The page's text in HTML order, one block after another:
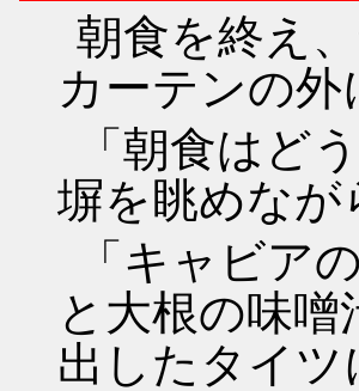
朝食を終え
カーテンの
「朝食はど
塀を眺めなが
「キャビア
と大根の味
出したタイ